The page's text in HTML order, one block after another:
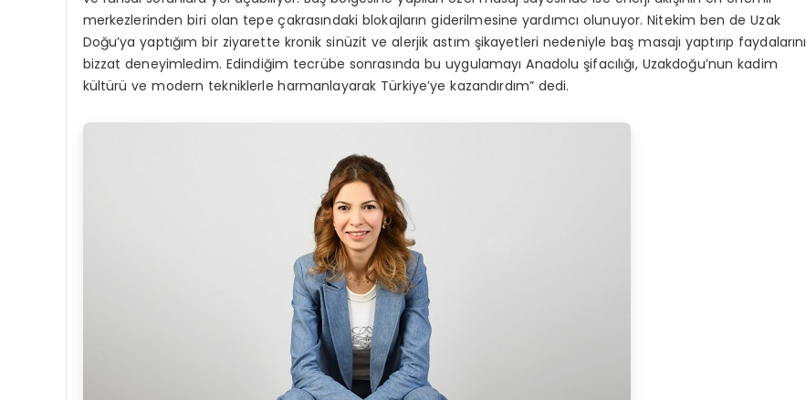
merkezlerinden biri olan tepe çakrasındaki blokajların giderilmesine yardımcı olunuyor. Nitekim ben de Uzak
Doğu’ya yaptığım bir ziyarette kronik sinüzit ve alerjik astım şikayetleri nedeniyle baş masajı yaptırıp faydalarını
bizzat deneyimledim. Edindiğim tecrübe sonrasında bu uygulamayı Anadolu şifacılığı, Uzakdoğu’nun kadim
kültürü ve modern tekniklerle harmanlayarak Türkiye’ye kazandırdım” dedi.